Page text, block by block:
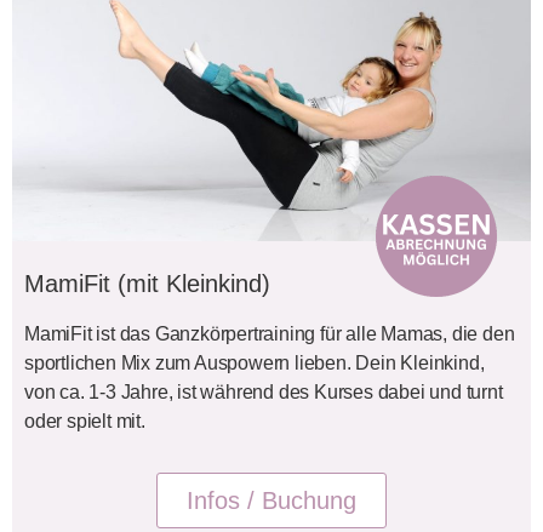
MamiFit (mit Kleinkind)
MamiFit ist das Ganzkörpertraining für alle Mamas, die den
sportlichen Mix zum Auspowern lieben. Dein Kleinkind,
von ca. 1-3 Jahre, ist während des Kurses dabei und turnt
oder spielt mit.
Infos / Buchung